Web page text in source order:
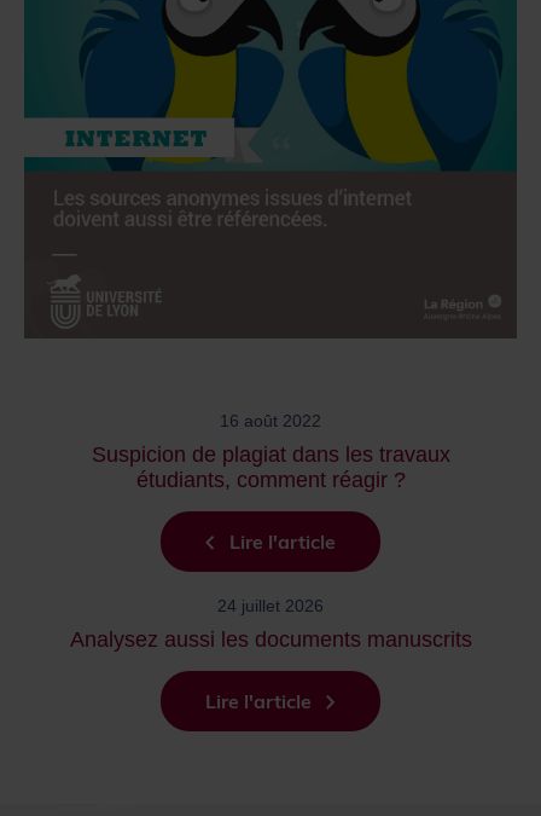
16 août 2022
Suspicion de plagiat dans les travaux
étudiants, comment réagir ?
Lire l'article
24 juillet 2026
Analysez aussi les documents manuscrits
Lire l'article